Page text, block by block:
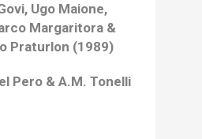
Ugo Maione,
Margaritora &
Praturlon (1989)
Pero & A.M. Tonelli